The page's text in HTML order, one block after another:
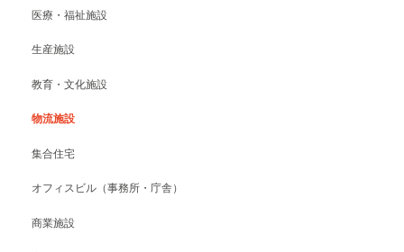
医療・福祉施設
生産施設
教育・文化施設
物流施設
集合住宅
オフィスビル（事務所・庁舎）
商業施設